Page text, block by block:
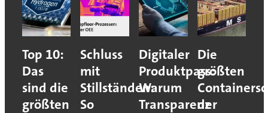
Top 10:
Das
sind die
größten
Schluss
mit
Stillständen:
So
Digitaler
Produktpass:
Warum
Transparenz
Die
größten
der